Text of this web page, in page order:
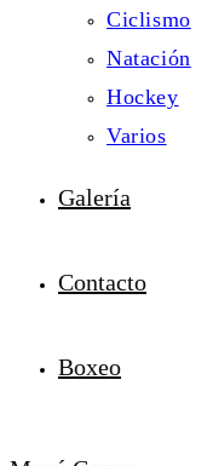
Ciclismo
Natación
Hockey
Varios
Galería
Contacto
Boxeo